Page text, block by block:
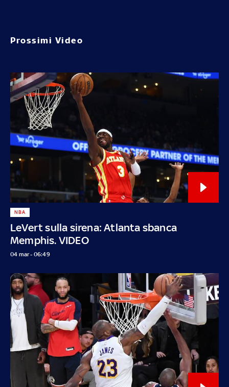
Prossimi Video
LeVert sulla sirena: Atlanta sbanca
Memphis. VIDEO
NBA
04 mar - 06:49